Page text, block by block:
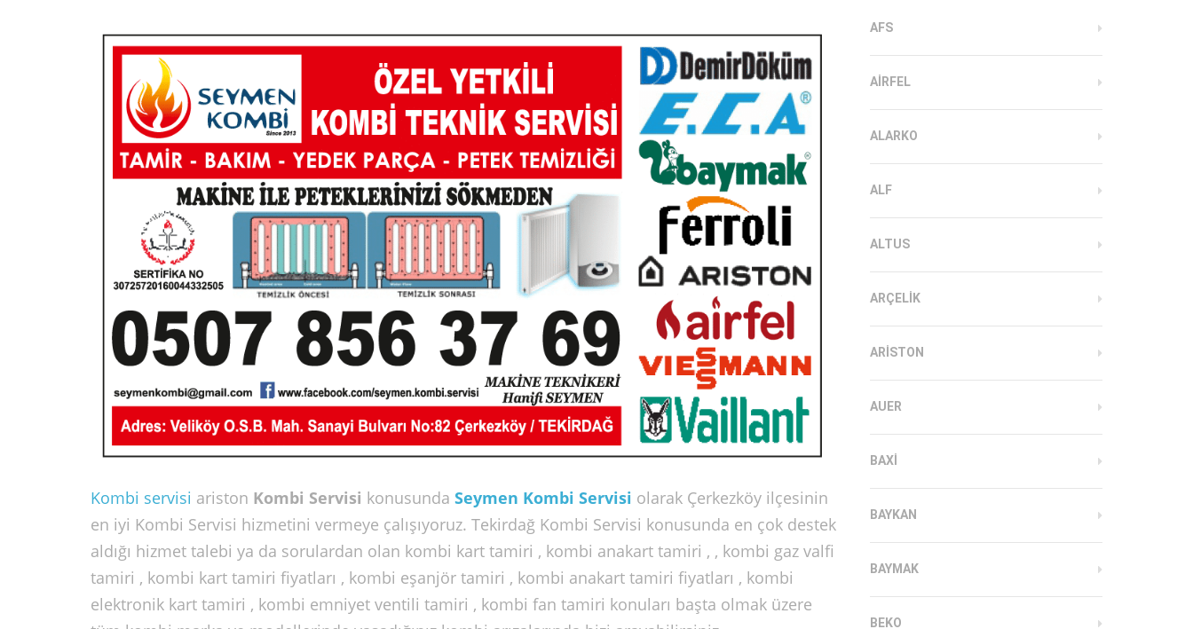
Kombi servisi ariston Kombi Servisi konusunda Seymen Kombi Servisi olarak Çerkezköy ilçesinin
en iyi Kombi Servisi hizmetini vermeye çalışıyoruz. Tekirdağ Kombi Servisi konusunda en çok destek
aldığı hizmet talebi ya da sorulardan olan kombi kart tamiri , kombi anakart tamiri , , kombi gaz valfi
tamiri , kombi kart tamiri fiyatları , kombi eşanjör tamiri , kombi anakart tamiri fiyatları , kombi
elektronik kart tamiri , kombi emniyet ventili tamiri , kombi fan tamiri konuları başta olmak üzere
AFS
AIRFEL
ALARKO
ALF
ALTUS
ARÇELIK
ARISTON
AUER
BAXI
BAYKAN
BAYMAK
BEKO